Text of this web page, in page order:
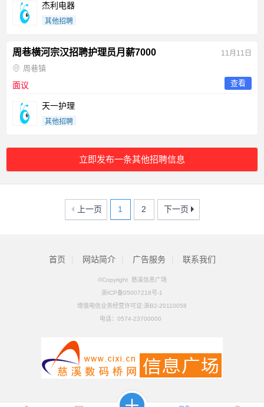
杰利电器
其他招聘
周巷横河宗汉招聘护理员月薪7000 11月11日
周巷镇
面议 查看
天一护理
其他招聘
立即发布一条其他招聘信息
上一页 1 2 下一页
首页 网站简介 广告服务 联系我们
©Copyright 慈溪信息广场
浙ICP备05007218号-1
增值电信业务经营许可证:浙B2-20110058
电话： 0574-23700000